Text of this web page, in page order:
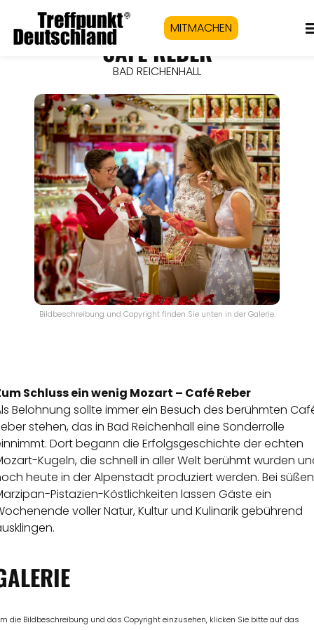
MITMACHEN
CAFÉ REBER
BAD REICHENHALL
Bildbeschreibung und Copyright finden Sie unten in der Galerie.
Schluss ein wenig Mozart – Café Reber
Belohnung sollte immer ein Besuch des berühmten
stehen, das in Bad Reichenhall eine Sonderrolle
Dort begann die Erfolgsgeschichte der echten
Kugeln, die schnell in aller Welt berühmt wurden
heute in der Alpenstadt produziert werden. Bei süßen
Pistazien-Köstlichkeiten lassen Gäste ein
voller Natur, Kultur und Kulinarik gebührend
die Bildbeschreibung und das Copyright einzusehen, klicken Sie bitte auf das